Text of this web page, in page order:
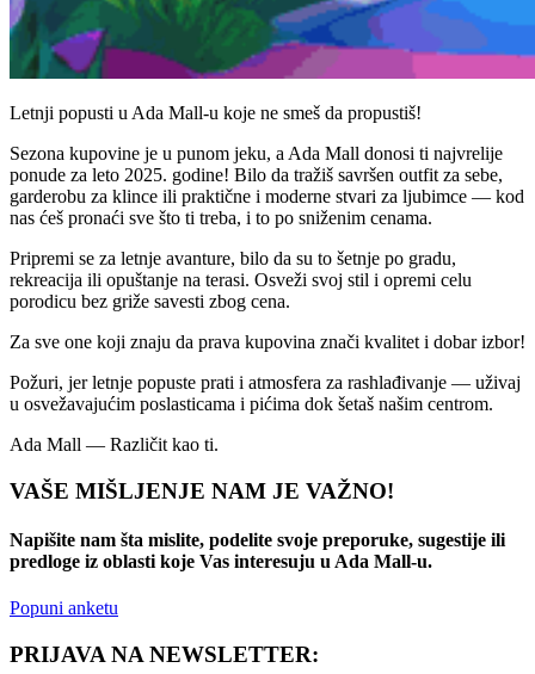
Letnji popusti u Ada Mall-u koje ne smeš da propustiš!
Sezona kupovine je u punom jeku, a Ada Mall donosi ti najvrelije
ponude za leto 2025. godine! Bilo da tražiš savršen outfit za sebe,
garderobu za klince ili praktične i moderne stvari za ljubimce — kod
nas ćeš pronaći sve što ti treba, i to po sniženim cenama.
Pripremi se za letnje avanture, bilo da su to šetnje po gradu,
rekreacija ili opuštanje na terasi. Osveži svoj stil i opremi celu
porodicu bez griže savesti zbog cena.
Za sve one koji znaju da prava kupovina znači kvalitet i dobar izbor!
Požuri, jer letnje popuste prati i atmosfera za rashlađivanje — uživaj
u osvežavajućim poslasticama i pićima dok šetaš našim centrom.
Ada Mall — Različit kao ti.
VAŠE MIŠLJENJE NAM JE VAŽNO!
Napišite nam šta mislite, podelite svoje preporuke, sugestije ili
predloge iz oblasti koje Vas interesuju u Ada Mall-u.
Popuni anketu
PRIJAVA NA NEWSLETTER: